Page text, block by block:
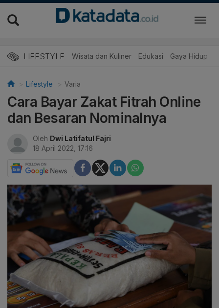
LIFESTYLE Wisata dan Kuliner Edukasi Gaya Hidup
Lifestyle Varia
Cara Bayar Zakat Fitrah Online
dan Besaran Nominalnya
Oleh Dwi Latifatul Fajri
18 April 2022, 17:16